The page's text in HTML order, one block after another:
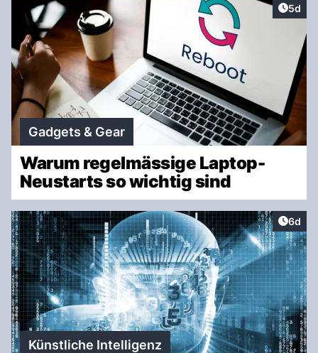
5d
Gadgets & Gear
Warum regelmässige Laptop-
Neustarts so wichtig sind
6d
Künstliche Intelligenz